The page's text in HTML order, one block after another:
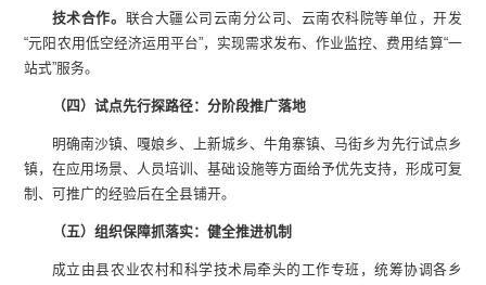
技术合作。 联合大疆公司云南分公司、云南农科院等单位，开发
“元阳农用低空经济运用平台”，实现需求发布、作业监控、费用结算“一
站式”服务。
（四）试点先行探路径：分阶段推广落地
明确南沙镇、嘎娘乡、上新城乡、牛角寨镇、马街乡为先行试点乡
镇，在应用场景、人员培训、基础设施等方面给予优先支持，形成可复
制、可推广的经验后在全县铺开。
（五）组织保障抓落实：健全推进机制
成立由县农业农村和科学技术局牵头的工作专班，统筹协调各乡